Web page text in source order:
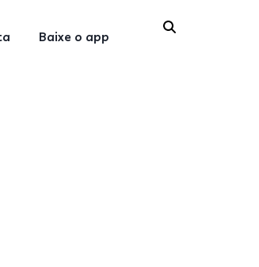
Baixe o app